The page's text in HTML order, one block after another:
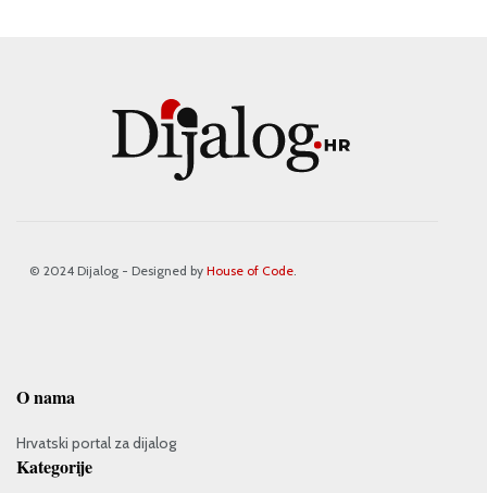
© 2024 Dijalog - Designed by House of Code.
O nama
Hrvatski portal za dijalog
Kategorije